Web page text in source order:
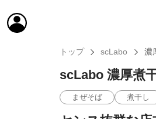
トップ scLabo 濃
scLabo 濃厚煮
まぜそば 煮干し